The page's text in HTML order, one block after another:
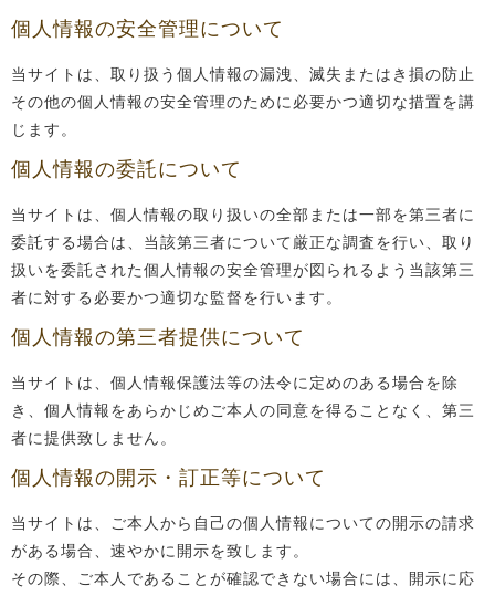
個人情報の安全管理について
当サイトは、取り扱う個人情報の漏洩、滅失またはき損の防止
その他の個人情報の安全管理のために必要かつ適切な措置を講
じます。
個人情報の委託について
当サイトは、個人情報の取り扱いの全部または一部を第三者に
委託する場合は、当該第三者について厳正な調査を行い、取り
扱いを委託された個人情報の安全管理が図られるよう当該第三
者に対する必要かつ適切な監督を行います。
個人情報の第三者提供について
当サイトは、個人情報保護法等の法令に定めのある場合を除
き、個人情報をあらかじめご本人の同意を得ることなく、第三
者に提供致しません。
個人情報の開示・訂正等について
当サイトは、ご本人から自己の個人情報についての開示の請求
がある場合、速やかに開示を致します。
その際、ご本人であることが確認できない場合には、開示に応